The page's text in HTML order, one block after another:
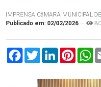
IMPRENSA CâMARA MUNICIPAL
Publicado em: 02/02/2026 —
FacebookTwitterLinkedIn